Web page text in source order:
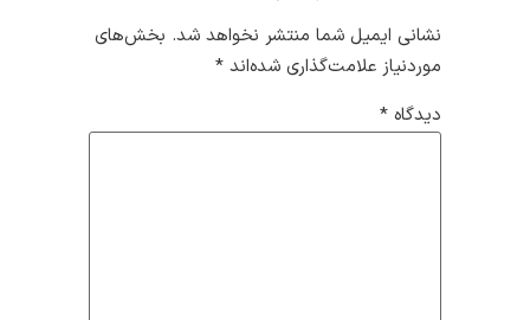
نشانی ایمیل شما منتشر نخواهد شد. بخش‌های
موردنیاز علامت‌گذاری شده‌اند*